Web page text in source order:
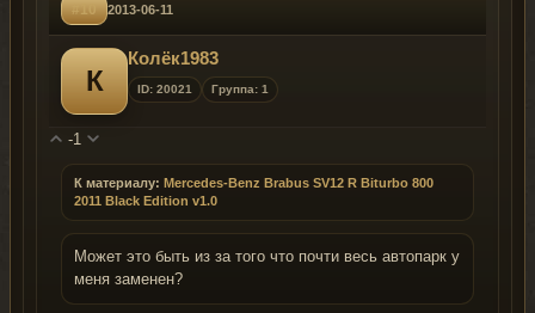
#10 2013-06-11
К
Колёк1983
ID: 20021 Группа: 1
-1
К материалу: Mercedes-Benz Brabus SV12 R Biturbo 800
2011 Black Edition v1.0
Может это быть из за того что почти весь автопарк у
меня заменен?